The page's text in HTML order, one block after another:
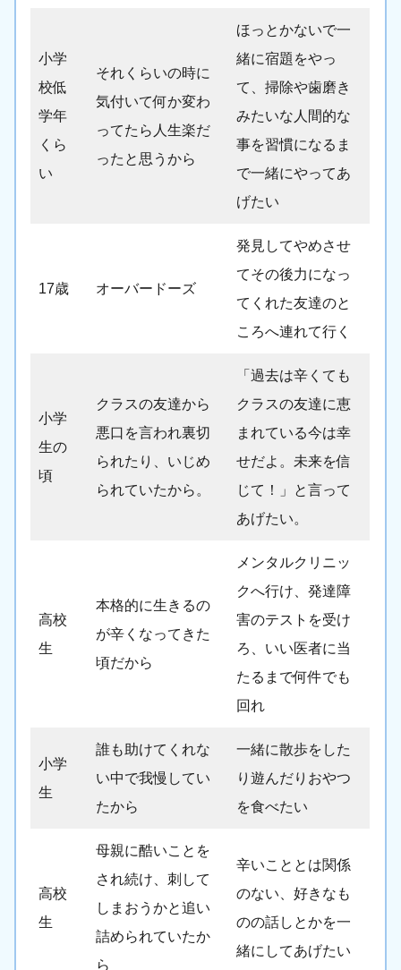
小学
校低
学年
くら
い
それくらいの時に
気付いて何か変わ
ってたら人生楽だ
ったと思うから
ほっとかないで一
緒に宿題をやっ
て、掃除や歯磨き
みたいな人間的な
事を習慣になるま
で一緒にやってあ
げたい
17歳 オーバードーズ
発見してやめさせ
てその後力になっ
てくれた友達のと
ころへ連れて行く
小学
生の
頃
クラスの友達から
悪口を言われ裏切
られたり、いじめ
られていたから。
「過去は辛くても
クラスの友達に恵
まれている今は幸
せだよ。未来を信
じて！」と言って
あげたい。
高校
生
本格的に生きるの
が辛くなってきた
頃だから
メンタルクリニッ
クへ行け、発達障
害のテストを受け
ろ、いい医者に当
たるまで何件でも
回れ
小学
生
誰も助けてくれな
い中で我慢してい
たから
一緒に散歩をした
り遊んだりおやつ
を食べたい
高校
生
母親に酷いことを
され続け、刺して
しまおうかと追い
詰められていたか
ら
辛いこととは関係
のない、好きなも
のの話しとかを一
緒にしてあげたい